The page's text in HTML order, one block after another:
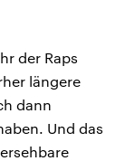
der Raps
längere
dann
Und das